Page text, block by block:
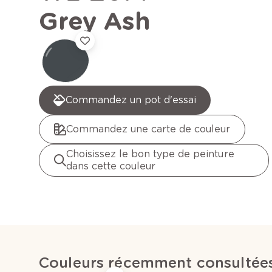
Grey Ash
Commandez un pot d'essai
Commandez une carte de couleur
Choisissez le bon type de peinture
dans cette couleur
Couleurs récemment